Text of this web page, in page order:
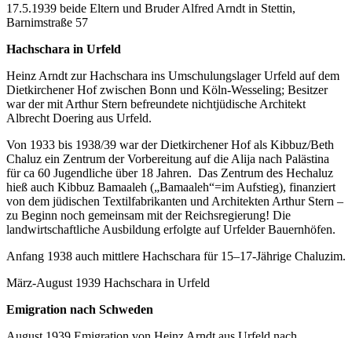
17.5.1939 beide Eltern und Bruder Alfred Arndt in Stettin,
Barnimstraße 57
Hachschara in Urfeld
Heinz Arndt zur Hachschara ins Umschulungslager Urfeld auf dem
Dietkirchener Hof zwischen Bonn und Köln-Wesseling; Besitzer
war der mit Arthur Stern befreundete nichtjüdische Architekt
Albrecht Doering aus Urfeld.
Von 1933 bis 1938/39 war der Dietkirchener Hof als Kibbuz/Beth
Chaluz ein Zentrum der Vorbereitung auf die Alija nach Palästina
für ca 60 Jugendliche über 18 Jahren. Das Zentrum des Hechaluz
hieß auch Kibbuz Bamaaleh („Bamaaleh“=im Aufstieg), finanziert
von dem jüdischen Textilfabrikanten und Architekten Arthur Stern –
zu Beginn noch gemeinsam mit der Reichsregierung! Die
landwirtschaftliche Ausbildung erfolgte auf Urfelder Bauernhöfen.
Anfang 1938 auch mittlere Hachschara für 15–17-Jährige Chaluzim.
März-August 1939 Hachschara in Urfeld
Emigration nach Schweden